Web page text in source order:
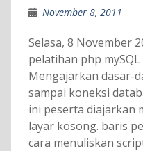
November 8, 2011
Selasa, 8 November
pelatihan php
Mengajarkan dasar-
sampai koneksi
ini peserta diajarkan
layar kosong. baris
cara menuliskan